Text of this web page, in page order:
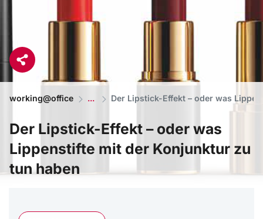
working@office Der Lipstick-Effekt – oder was
Der Lipstick-Effekt – oder was
Lippenstifte mit der Konjunktur zu
tun haben